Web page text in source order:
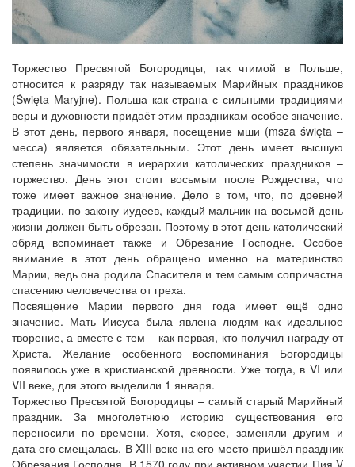
Торжество Пресвятой Богородицы, так чтимой в Польше,
относится к разряду так называемых Марийных праздников
(Święta Maryjne). Польша как страна с сильными традициями
веры и духовности придаёт этим праздникам особое значение.
В этот день, первого января, посещение мши (msza święta –
месса) является обязательным. Этот день имеет высшую
степень значимости в иерархии католических праздников –
торжество. День этот стоит восьмым после Рождества, что
тоже имеет важное значение. Дело в том, что, по древней
традиции, по закону иудеев, каждый мальчик на восьмой день
жизни должен быть обрезан. Поэтому в этот день католический
обряд вспоминает также и Обрезание Господне. Особое
внимание в этот день обращено именно на материнство
Марии, ведь она родила Спасителя и тем самым сопричастна
спасению человечества от греха.
Посвящение Марии первого дня года имеет ещё одно
значение. Мать Иисуса была явлена людям как идеальное
творение, а вместе с тем – как первая, кто получил награду от
Христа. Желание особенного воспоминания Богородицы
появилось уже в христианской древности. Уже тогда, в VI или
VII веке, для этого выделили 1 января.
Торжество Пресвятой Богородицы – самый старый Марийный
праздник. За многолетнюю историю существования его
переносили по времени. Хотя, скорее, заменяли другим и
дата его смещалась. В XIII веке на его место пришёл праздник
Обрезания Господня. В 1570 году при активном участии Пия V